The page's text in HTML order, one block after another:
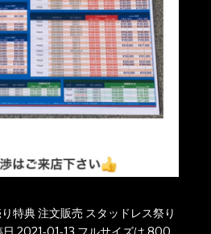
特典 注文販売 スタッドレス祭り
2021-01-13 フルサイズは 800